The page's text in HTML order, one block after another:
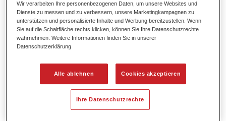
Produktmerkmale
Ermöglicht eine einfache und schnelle Verarbeitung in
1,5 Spritzgängen.
Zeigt ein hohes Deckvermögen.
Bietet hohe Farbtongenauigkeit.
Kann mit Permasolid HS Klarlack überlackiert werden.
Wir verarbeiten Ihre personenbezogenen Daten, um unsere Websites und
Dienste zu messen und zu verbessern, unsere Marketingkampagnen zu
unterstützen und personalisierte Inhalte und Werbung bereitzustellen. Wenn
Sie auf die Schaltfläche rechts klicken, können Sie Ihre Datenschutzrechte
wahrnehmen. Weitere Informationen finden Sie in unserer
Datenschutzerklärung
Alle ablehnen Cookies akzeptieren
Ihre Datenschutzrechte